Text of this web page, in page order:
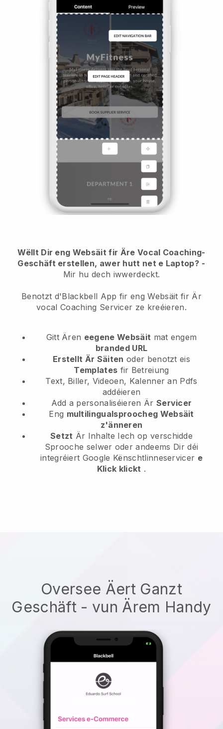
Wëllt Dir eng Websäit fir Äre Vocal Coaching-
Geschäft erstellen, awer hutt net e Laptop? -
Mir hu dech iwwerdeckt.
Benotzt d'Blackbell App fir eng Websäit fir Är
vocal Coaching Servicer ze kreéieren.
Gitt Ären eegene Websäit mat engem
branded URL
Erstellt Är Säiten oder benotzt eis
Templates fir Betreiung
Text, Biller, Videoen, Kalenner an Pdfs
addéieren
Add a personaliséieren Är Servicer
Eng multilingualsproocheg Websäit
z'änneren
Setzt Är Inhalte Iech op verschidde
Sprooche selwer oder andeems Dir déi
integréiert Google Kënschtlinneservicer e
Klick klickt .
Oversee Äert Ganzt
Geschäft - vun Ärem Handy